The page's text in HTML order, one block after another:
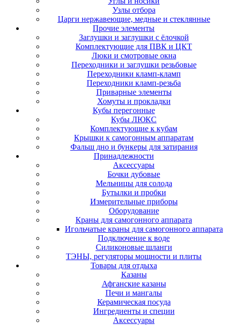
Узлы отбора
Царги нержавеющие, медные и стеклянные
Прочие элементы
Заглушки и заглушки с ёлочкой
Комплектующие для ПВК и ЦКТ
Люки и смотровые окна
Переходники и заглушки резьбовые
Переходники кламп-кламп
Переходники кламп-резьба
Приварные элементы
Хомуты и прокладки
Кубы перегонные
Кубы ЛЮКС
Комплектующие к кубам
Крышки к самогонным аппаратам
Фальш дно и бункеры для затирания
Принадлежности
Аксессуары
Бочки дубовые
Мельницы для солода
Бутылки и пробки
Измерительные приборы
Оборудование
Краны для самогонного аппарата
Игольчатые краны для самогонного аппарата
Подключение к воде
Силиконовые шланги
ТЭНЫ, регуляторы мощности и плиты
Товары для отдыха
Казаны
Афганские казаны
Печи и мангалы
Керамическая посуда
Ингредиенты и специи
Аксессуары